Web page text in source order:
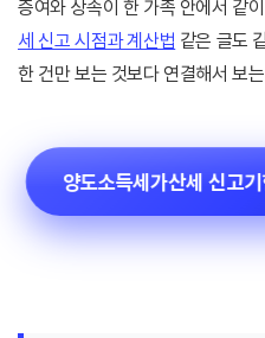
증여와 상속이 한 가족 안에서 같
세 신고 시점과 계산법 같은 글도
한 건만 보는 것보다 연결해서 보
양도소득세가산세 신고